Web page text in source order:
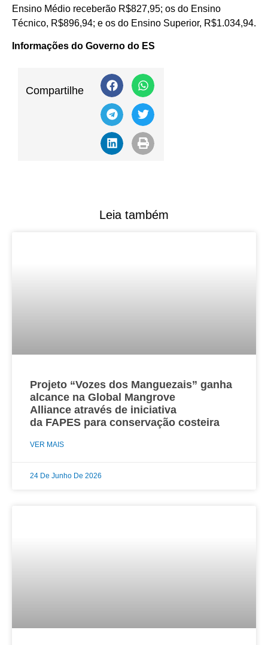
Ensino Médio receberão R$827,95; os do Ensino
Técnico, R$896,94; e os do Ensino Superior, R$1.034,94.
Informações do Governo do ES
Compartilhe
Leia também
Projeto “Vozes dos Manguezais” ganha
alcance na Global Mangrove
Alliance através de iniciativa
da FAPES para conservação costeira
VER MAIS
24 De Junho De 2026